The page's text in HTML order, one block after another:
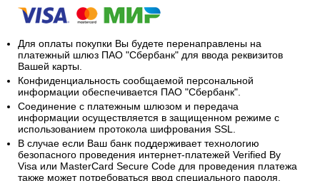
Для оплаты покупки Вы будете перенаправлены на
платежный шлюз ПАО "Сбербанк" для ввода реквизитов
Вашей карты.
Конфиденциальность сообщаемой персональной
информации обеспечивается ПАО "Сбербанк".
Соединение с платежным шлюзом и передача
информации осуществляется в защищенном режиме с
использованием протокола шифрования SSL.
В случае если Ваш банк поддерживает технологию
безопасного проведения интернет-платежей Verified By
Visa или MasterCard Secure Code для проведения платежа
также может потребоваться ввод специального пароля.